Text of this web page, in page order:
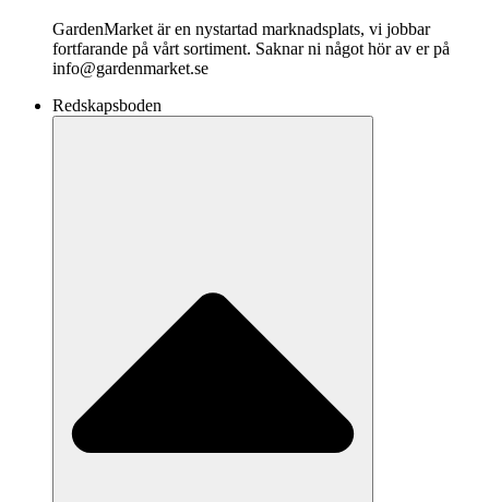
GardenMarket är en nystartad marknadsplats, vi jobbar
fortfarande på vårt sortiment. Saknar ni något hör av er på
info@gardenmarket.se
Redskapsboden